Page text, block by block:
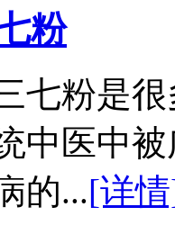
粉
七粉是
中医中
的...[详